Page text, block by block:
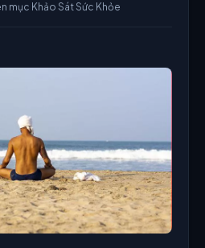
mục Khảo Sát Sức Khỏe